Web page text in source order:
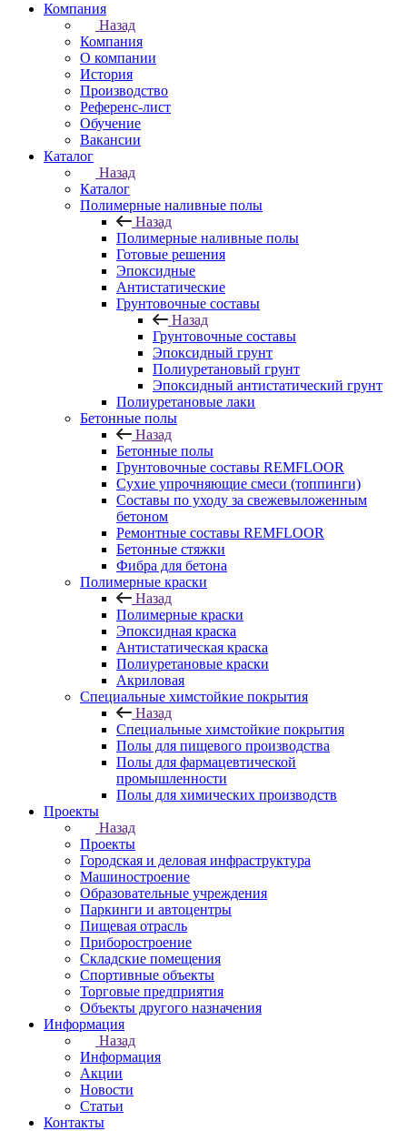
Компания
Назад
Компания
О компании
История
Производство
Референс-лист
Обучение
Вакансии
Каталог
Назад
Каталог
Полимерные наливные полы
Назад
Полимерные наливные полы
Готовые решения
Эпоксидные
Антистатические
Грунтовочные составы
Назад
Грунтовочные составы
Эпоксидный грунт
Полиуретановый грунт
Эпоксидный антистатический грунт
Полиуретановые лаки
Бетонные полы
Назад
Бетонные полы
Грунтовочные составы REMFLOOR
Сухие упрочняющие смеси (топпинги)
Составы по уходу за свежевыложенным
бетоном
Ремонтные составы REMFLOOR
Бетонные стяжки
Фибра для бетона
Полимерные краски
Назад
Полимерные краски
Эпоксидная краска
Антистатическая краска
Полиуретановые краски
Акриловая
Специальные химстойкие покрытия
Назад
Специальные химстойкие покрытия
Полы для пищевого производства
Полы для фармацевтической
промышленности
Полы для химических производств
Проекты
Назад
Проекты
Городская и деловая инфраструктура
Машиностроение
Образовательные учреждения
Паркинги и автоцентры
Пищевая отрасль
Приборостроение
Складские помещения
Спортивные объекты
Торговые предприятия
Объекты другого назначения
Информация
Назад
Информация
Акции
Новости
Статьи
Контакты